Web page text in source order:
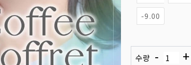
-9.00
수량 - +